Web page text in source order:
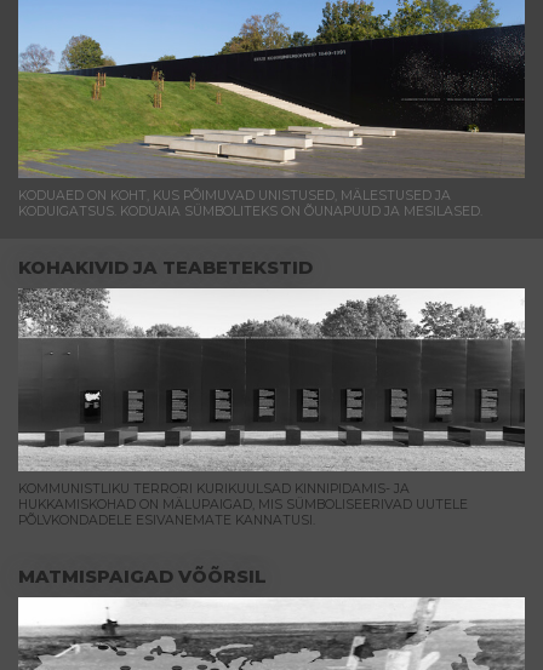
KODUAED ON KOHT, KUS PÕIMUVAD UNISTUSED, MÄLESTUSED JA
KODUIGATSUS. KODUAIA SÜMBOLITEKS ON ÕUNAPUUD JA MESILASED.
KOHAKIVID JA TEABETEKSTID
KOMMUNISTLIKU TERRORI KURIKUULSAD KINNIPIDAMIS- JA
HUKKAMISKOHAD ON MÄLUPAIGAD, MIS SÜMBOLISEERIVAD UUTELE
PÕLVKONDADELE ESIVANEMATE KANNATUSI.
MATMISPAIGAD VÕÕRSIL